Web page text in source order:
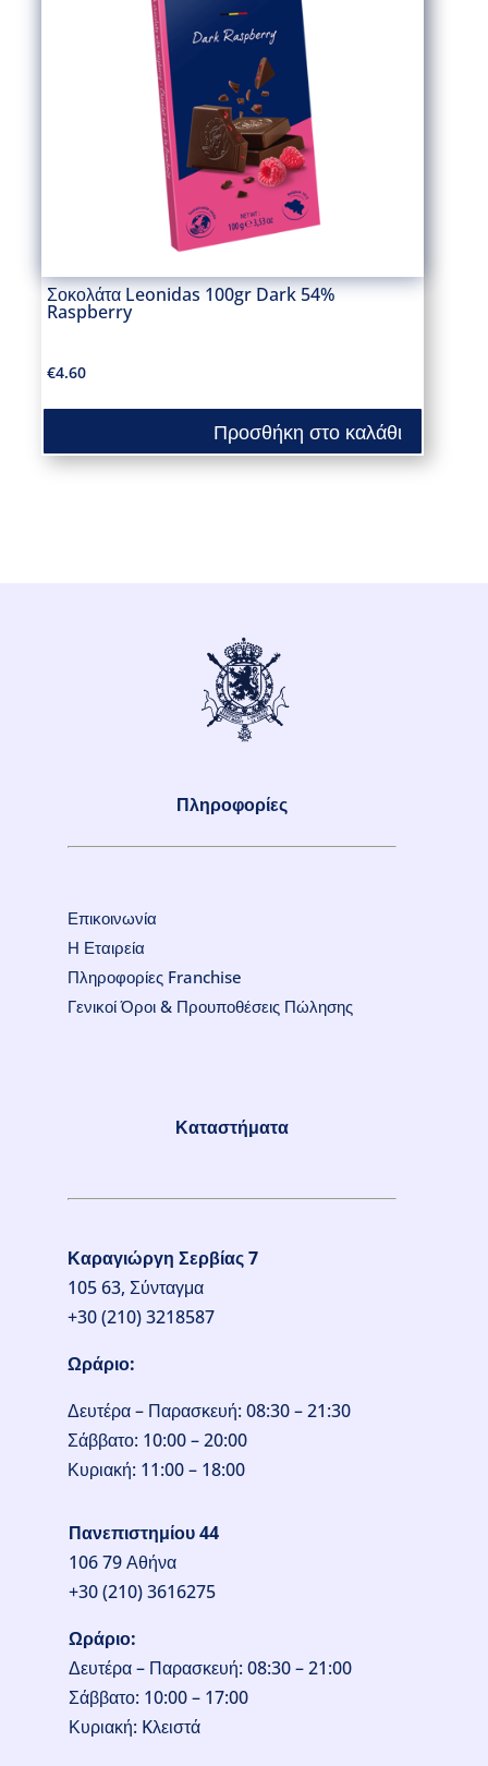
Σοκολάτα Leonidas 100gr Dark 54%
Raspberry
€4.60
Προσθήκη στο καλάθι
Πληροφορίες
Επικοινωνία
Η Εταιρεία
Πληροφορίες Franchise
Γενικοί Όροι & Προυποθέσεις Πώλησης
Καταστήματα
Καραγιώργη Σερβίας 7
105 63, Σύνταγμα
+30 (210) 3218587
Ωράριο:
Δευτέρα – Παρασκευή: 08:30 – 21:30
Σάββατο: 10:00 – 20:00
Κυριακή: 11:00 – 18:00
Πανεπιστημίου 44
106 79 Αθήνα
+30 (210) 3616275
Ωράριο:
Δευτέρα – Παρασκευή: 08:30 – 21:00
Σάββατο: 10:00 – 17:00
Κυριακή: Kλειστά